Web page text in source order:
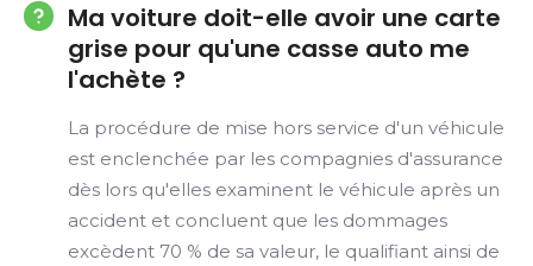
Ma voiture doit-elle avoir une carte
grise pour qu'une casse auto me
l'achète ?
La procédure de mise hors service d'un véhicule
est enclenchée par les compagnies d'assurance
dès lors qu'elles examinent le véhicule après un
accident et concluent que les dommages
excèdent 70 % de sa valeur, le qualifiant ainsi de